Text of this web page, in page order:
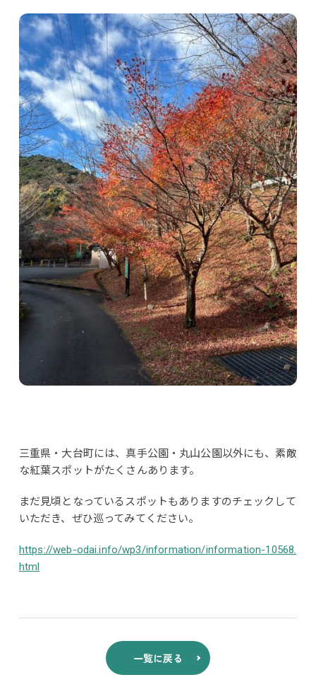
三重県・大台町には、真手公園・丸山公園以外にも、素敵
な紅葉スポットがたくさんあります。
まだ見頃となっているスポットもありますのチェックして
いただき、ぜひ巡ってみてください。
https://web-odai.info/wp3/information/information-10568.
html
一覧に戻る